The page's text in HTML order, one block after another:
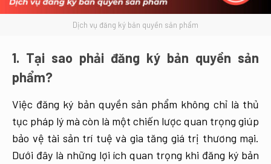
Dịch vụ đăng ký bản quyền sản phẩm
1. Tại sao phải đăng ký bản quyền sản
phẩm?
Việc đăng ký bản quyền sản phẩm không chỉ là thủ
tục pháp lý mà còn là một chiến lược quan trọng giúp
bảo vệ tài sản trí tuệ và gia tăng giá trị thương mại.
Dưới đây là những lợi ích quan trọng khi đăng ký bản